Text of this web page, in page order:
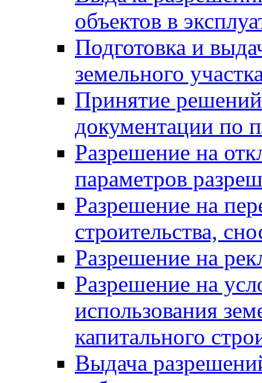
объектов в
Подготовка и
земельного
Принятие
документации по
Разрешение на
параметров
Разрешение на
строительства,
Разрешение на
Разрешение на
использования
капитального
Выдача